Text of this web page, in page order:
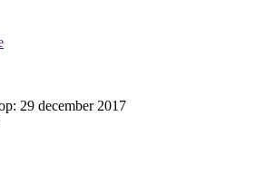
29 december 2017